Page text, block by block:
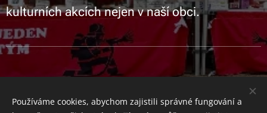
kulturních akcích nejen v naší obci.
Používáme cookies, abychom zajistili správné fungování a